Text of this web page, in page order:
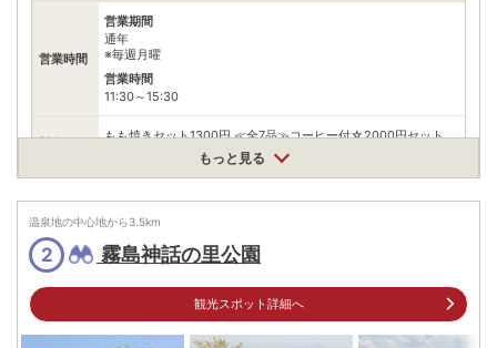
営業時間
営業期間
通年
※毎週月曜
営業時間
11:30～15:30
料金
もも焼きセット1300円 ≪全7品≫コーヒー付☆2000円セット
2000円 ≪全8品≫コーヒー付☆3000円セット3000円
アクセス
鹿児島県霧島市霧島田口字霧島山2594ー63
霧島神宮駅から約17分
駐車場
電話番号 0995571290
もっと見る
温泉地の中心地から3.5km
2 霧島神話の里公園
観光スポット詳細へ